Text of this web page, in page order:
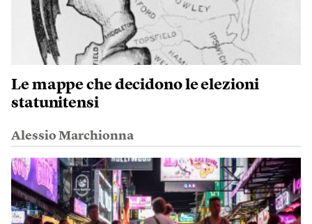
Le mappe che decidono le elezioni
statunitensi
Alessio Marchionna